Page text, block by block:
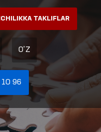
TAKLIFLAR
O'Z
96